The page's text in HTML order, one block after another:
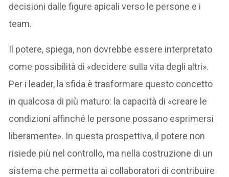
decisioni dalle figure apicali verso le persone e i
team.
Il potere, spiega, non dovrebbe essere interpretato
come possibilità di «decidere sulla vita degli altri».
Per i leader, la sfida è trasformare questo concetto
in qualcosa di più maturo: la capacità di «creare le
condizioni affinché le persone possano esprimersi
liberamente». In questa prospettiva, il potere non
risiede più nel controllo, ma nella costruzione di un
sistema che permetta ai collaboratori di contribuire